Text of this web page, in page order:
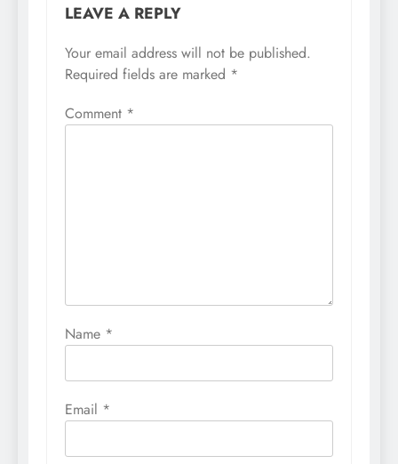
LEAVE A REPLY
Your email address will not be published.
Required fields are marked *
Comment *
Name *
Email *